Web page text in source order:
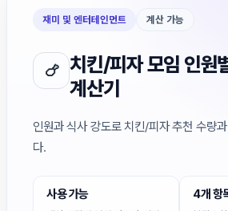
재미 및 엔터테인먼트 계산 가능
🍗
치킨/피자 모임 인원
계산기
인원과 식사 강도로 치킨/피자 추천 수량
다.
사용 가능 4개 항